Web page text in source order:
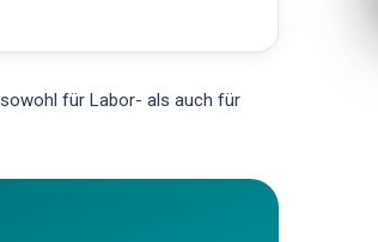
für Labor- als auch für